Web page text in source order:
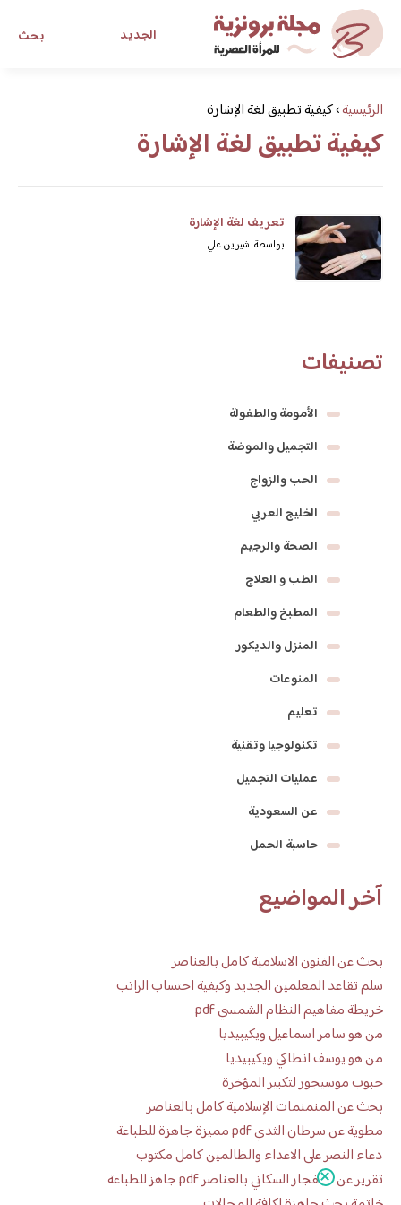
بحث الجديد
مجلة برونزية للفتاة العصرية
ابحث عن أي موضوع يهمك
الرئيسية›كيفية تطبيق لغة الإشارة
كيفية تطبيق لغة الإشارة
تعريف لغة الإشارة
بواسطة: شيرين علي
تصنيفات
الأمومة والطفولة
التجميل والموضة
الحب والزواج
الخليج العربي
الصحة والرجيم
الطب و العلاج
المطبخ والطعام
المنزل والديكور
المنوعات
تعليم
تكنولوجيا وتقنية
عمليات التجميل
عن السعودية
حاسبة الحمل
آخر المواضيع
بحث عن الفنون الاسلامية كامل بالعناصر
سلم تقاعد المعلمين الجديد وكيفية احتساب الراتب
خريطة مفاهيم النظام الشمسي pdf
من هو سامر اسماعيل ويكيبيديا
من هو يوسف انطاكي ويكيبيديا
حبوب موسيجور لتكبير المؤخرة
بحث عن المنمنمات الإسلامية كامل بالعناصر
مطوية عن سرطان الثدي pdf مميزة جاهزة للطباعة
دعاء النصر على الاعداء والظالمين كامل مكتوب
تقرير عن الانفجار السكاني بالعناصر pdf جاهز للطباعة